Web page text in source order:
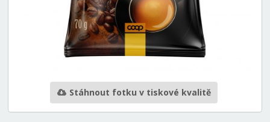
Stáhnout fotku v tiskové kvalitě